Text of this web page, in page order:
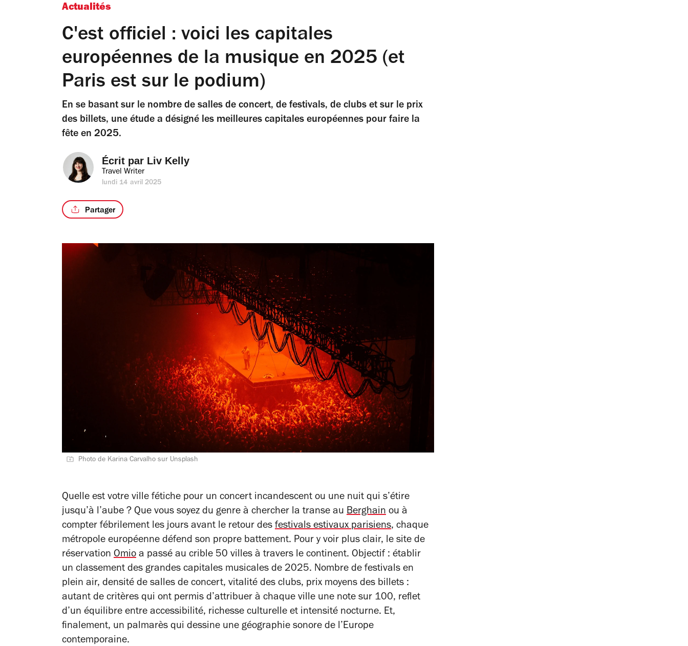
Actualités
C'est officiel : voici les capitales
européennes de la musique en 2025 (et
Paris est sur le podium)
En se basant sur le nombre de salles de concert, de festivals, de clubs et sur le prix
des billets, une étude a désigné les meilleures capitales européennes pour faire la
fête en 2025.
Écrit par Liv Kelly
Travel Writer
lundi 14 avril 2025
Partager
Photo de Karina Carvalho sur Unsplash
Quelle est votre ville fétiche pour un concert incandescent ou une nuit qui s’étire
jusqu’à l’aube ? Que vous soyez du genre à chercher la transe au Berghain ou à
compter fébrilement les jours avant le retour des festivals estivaux parisiens, chaque
métropole européenne défend son propre battement. Pour y voir plus clair, le site de
réservation Omio a passé au crible 50 villes à travers le continent. Objectif : établir
un classement des grandes capitales musicales de 2025. Nombre de festivals en
plein air, densité de salles de concert, vitalité des clubs, prix moyens des billets :
autant de critères qui ont permis d’attribuer à chaque ville une note sur 100, reflet
d’un équilibre entre accessibilité, richesse culturelle et intensité nocturne. Et,
finalement, un palmarès qui dessine une géographie sonore de l’Europe
contemporaine.